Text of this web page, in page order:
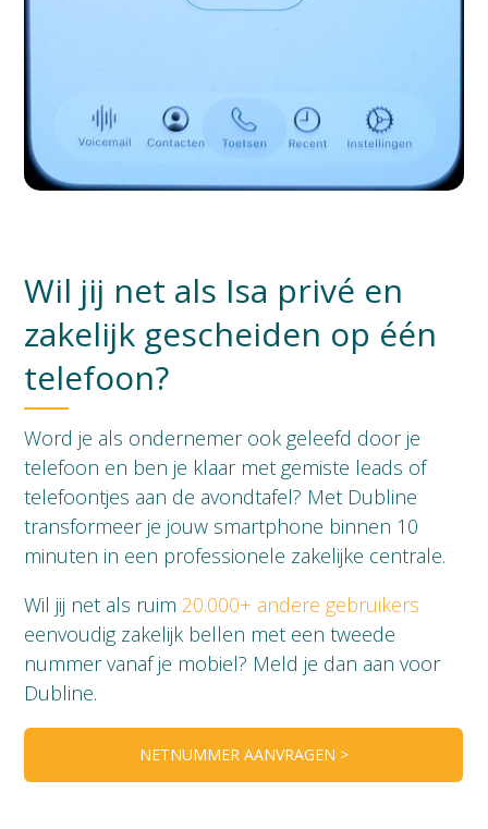
Wil jij net als Isa privé en
zakelijk gescheiden op één
telefoon?
Word je als ondernemer ook geleefd door je
telefoon en ben je klaar met gemiste leads of
telefoontjes aan de avondtafel? Met Dubline
transformeer je jouw smartphone binnen 10
minuten in een professionele zakelijke centrale.
Wil jij net als ruim20.000+ andere gebruikers
eenvoudig zakelijk bellen met een tweede
nummer vanaf je mobiel? Meld je dan aan voor
Dubline.
NETNUMMER AANVRAGEN >